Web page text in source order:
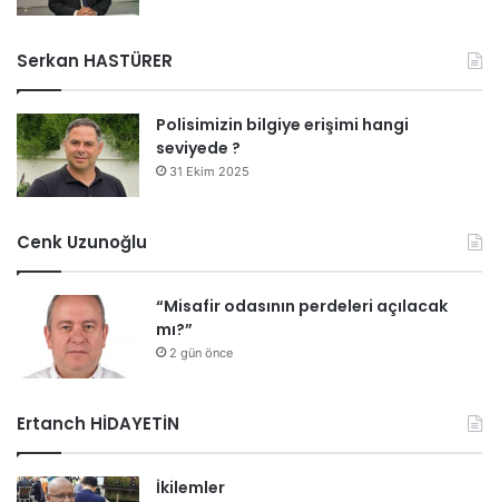
Serkan HASTÜRER
Polisimizin bilgiye erişimi hangi
seviyede ?
31 Ekim 2025
Cenk Uzunoğlu
“Misafir odasının perdeleri açılacak
mı?”
2 gün önce
Ertanch HİDAYETİN
İkilemler